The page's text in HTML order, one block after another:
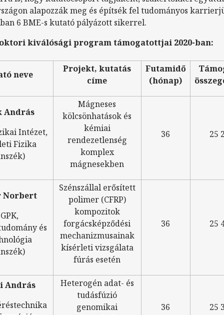
alapozzák meg és építsék fel tudományos
6 BME-s kutató pályázott sikerrel.
kiválósági program támogatottjai 2020-ban:
neve
Projekt, kutatás
címe
Futamidő
(hónap)
András
Intézet,
Fizika
Mágneses
kölcsönhatások és
kémiai
rendezetlenség
komplex
mágnesekben
36 25
Norbert
és
Szénszállal erősített
polimer (CFRP)
kompozitok
forgácsképződési
mechanizmusainak
kísérleti vizsgálata
fúrás esetén
36 25
András
Heterogén adat- és
tudásfúzió
genomikai
36 25